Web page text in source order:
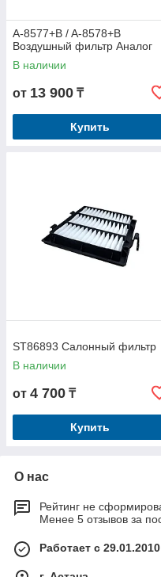
A-8577+B / A-8578+B
Воздушный фильтр Аналог
В наличии
от 13 900 ₸
Купить
ST86893 Салонный фильтр
В наличии
от 4 700 ₸
Купить
О нас
Рейтинг не
Менее 5 отзывов за
Работает с 29.01.2010